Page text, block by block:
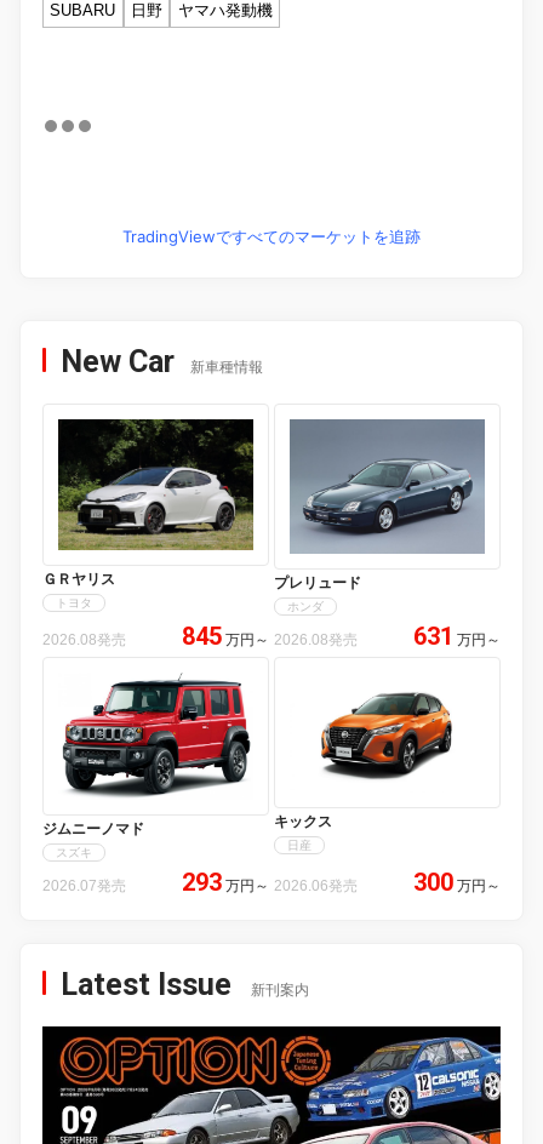
SUBARU
日野 ヤマハ発動機
TradingViewですべてのマーケットを追跡
New Car 新車種情報
ＧＲヤリス
トヨタ
2026.08発売 845 万円 ～
プレリュード
ホンダ
2026.08発売 631 万円 ～
ジムニーノマド
スズキ
2026.07発売 293 万円 ～
キックス
日産
2026.06発売 300 万円 ～
Latest Issue 新刊案内